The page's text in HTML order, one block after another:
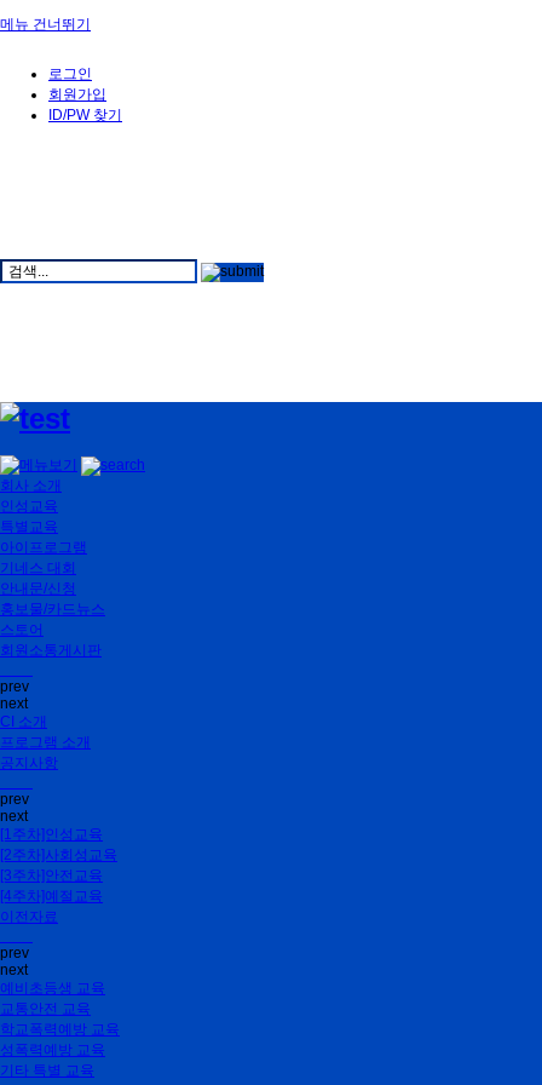
메뉴 건너뛰기
로그인
회원가입
ID/PW 찾기
회사 소개
인성교육
특별교육
아이프로그램
기네스 대회
안내문/신청
홍보물/카드뉴스
스토어
회원소통게시판
prev
next
CI 소개
프로그램 소개
공지사항
prev
next
[1주차]인성교육
[2주차]사회성교육
[3주차]안전교육
[4주차]예절교육
이전자료
prev
next
예비초등생 교육
교통안전 교육
학교폭력예방 교육
성폭력예방 교육
기타 특별 교육